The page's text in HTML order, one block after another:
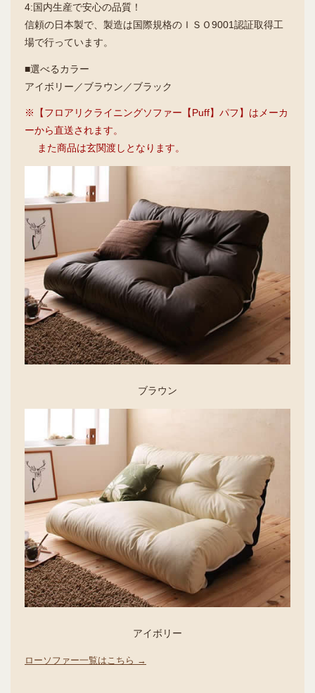
4:国内生産で安心の品質！
信頼の日本製で、製造は国際規格のＩＳＯ9001認証取得工
場で行っています。
■選べるカラー
アイボリー／ブラウン／ブラック
※【フロアリクライニングソファー【Puff】パフ】はメーカ
ーから直送されます。
また商品は玄関渡しとなります。
ブラウン
アイボリー
ローソファー一覧はこちら →